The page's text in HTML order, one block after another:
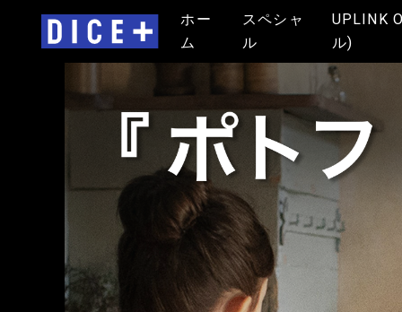
ホー
ム
スペシャ
ル
UPLINK
ル)